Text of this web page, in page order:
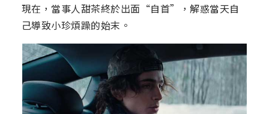
現在，當事人甜茶終於出面“自首”，解惑當天自
己導致小珍煩躁的始末。